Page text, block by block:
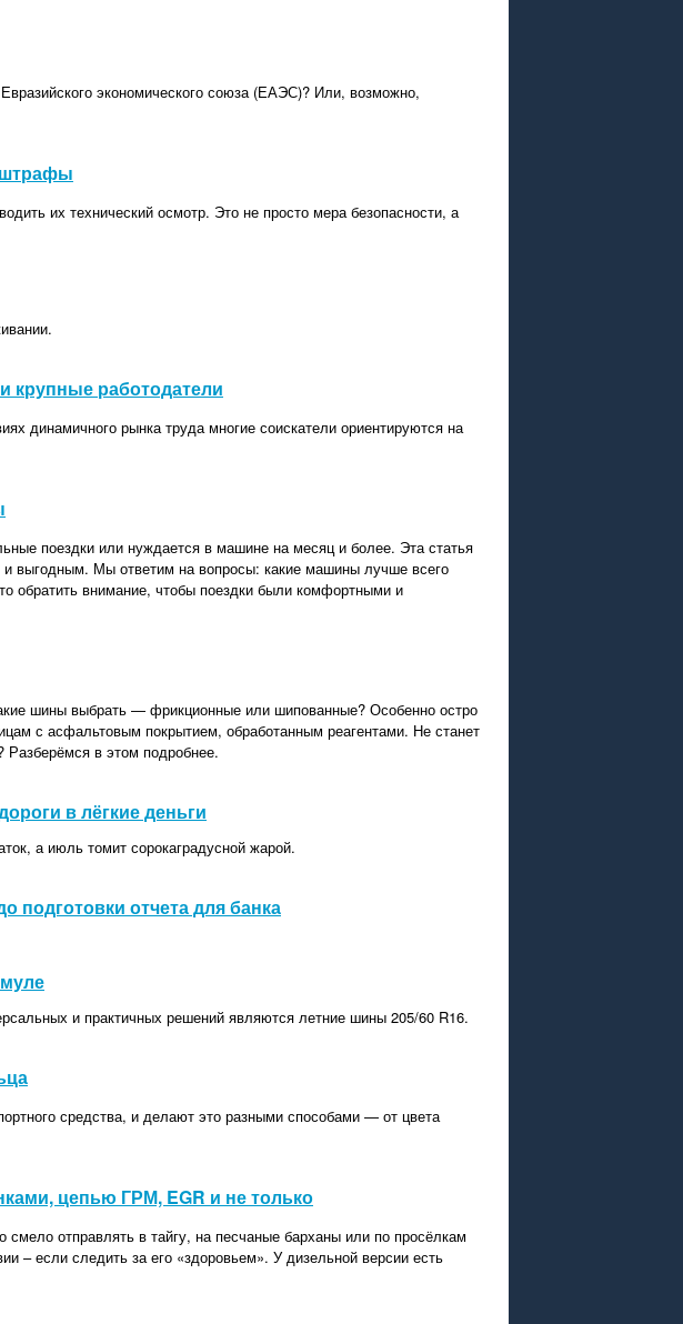
экономического союза (ЕАЭС)? Или, возможно,
штрафы
их технический осмотр. Это не просто мера безопасности, а
крупные работодатели
динамичного рынка труда многие соискатели ориентируются на
поездки или нуждается в машине на месяц и более. Эта статья
и выгодным. Мы ответим на вопросы: какие машины лучше всего
обратить внимание, чтобы поездки были комфортными и
шины выбрать — фрикционные или шипованные? Особенно остро
с асфальтовым покрытием, обработанным реагентами. Не станет
Разберёмся в этом подробнее.
в лёгкие деньги
а июль томит сорокаградусной жарой.
подготовки отчета для банка
и практичных решений являются летние шины 205/60 R16.
средства, и делают это разными способами — от цвета
цепью ГРМ, EGR и не только
отправлять в тайгу, на песчаные барханы или по просёлкам
– если следить за его «здоровьем». У дизельной версии есть